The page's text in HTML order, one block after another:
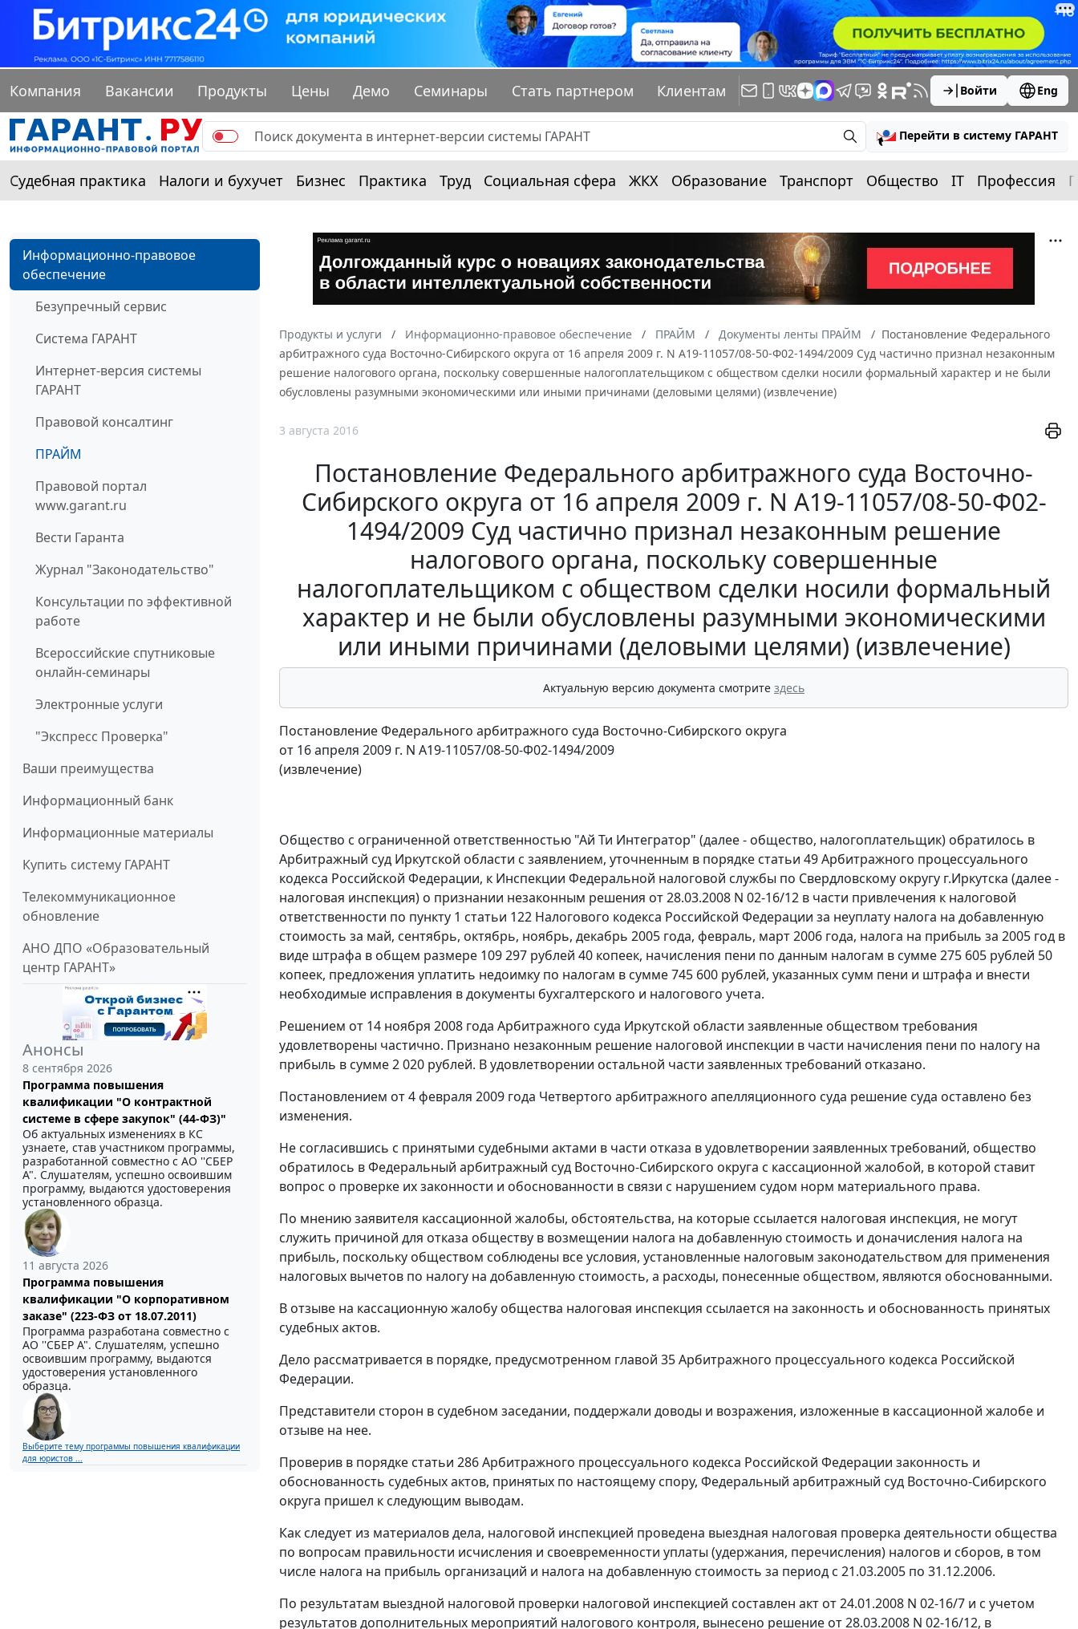
Компания Вакансии Продукты Цены Демо Семинары Стать партнером Клиентам Войти Eng
Перейти в систему ГАРАНТ
Судебная практика Налоги и бухучет Бизнес Практика Труд Социальная сфера ЖКХ Образование Транспорт Общество IT Профессия
Информационно-правовое
обеспечение
Безупречный сервис
Система ГАРАНТ
Интернет-версия системы
ГАРАНТ
Правовой консалтинг
ПРАЙМ
Правовой портал
www.garant.ru
Вести Гаранта
Журнал "Законодательство"
Консультации по эффективной
работе
Всероссийские спутниковые
онлайн-семинары
Электронные услуги
"Экспресс Проверка"
Ваши преимущества
Информационный банк
Информационные материалы
Купить систему ГАРАНТ
Телекоммуникационное
обновление
АНО ДПО «Образовательный
центр ГАРАНТ»
Анонсы
8 сентября 2026
Программа повышения
квалификации "О контрактной
системе в сфере закупок" (44-ФЗ)"
Об актуальных изменениях в КС
узнаете, став участником программы,
разработанной совместно с АО ''СБЕР
А". Слушателям, успешно освоившим
программу, выдаются удостоверения
установленного образца.
11 августа 2026
Программа повышения
квалификации "О корпоративном
заказе" (223-ФЗ от 18.07.2011)
Программа разработана совместно с
АО ''СБЕР А". Слушателям, успешно
освоившим программу, выдаются
удостоверения установленного
образца.
Выберите тему программы повышения квалификации
для юристов ...
Продукты и услуги Информационно-правовое обеспечение ПРАЙМ Документы ленты ПРАЙМ
Постановление Федерального
арбитражного суда Восточно-Сибирского округа от 16 апреля 2009 г. N А19-11057/08-50-Ф02-1494/2009 Суд частично признал незаконным
решение налогового органа, поскольку совершенные налогоплательщиком с обществом сделки носили формальный характер и не были
обусловлены разумными экономическими или иными причинами (деловыми целями) (извлечение)
3 августа 2016
Постановление Федерального арбитражного суда Восточно-
Сибирского округа от 16 апреля 2009 г. N А19-11057/08-50-Ф02-
1494/2009 Суд частично признал незаконным решение
налогового органа, поскольку совершенные
налогоплательщиком с обществом сделки носили формальный
характер и не были обусловлены разумными экономическими
или иными причинами (деловыми целями) (извлечение)
Актуальную версию документа смотрите здесь
Постановление Федерального арбитражного суда Восточно-Сибирского округа
от 16 апреля 2009 г. N А19-11057/08-50-Ф02-1494/2009
(извлечение)
Общество с ограниченной ответственностью "Ай Ти Интегратор" (далее - общество, налогоплательщик) обратилось в
Арбитражный суд Иркутской области с заявлением, уточненным в порядке статьи 49Арбитражного процессуального
кодекса Российской Федерации, к Инспекции Федеральной налоговой службы по Свердловскому округу г.Иркутска (далее -
налоговая инспекция) о признании незаконным решения от 28.03.2008 N 02-16/12 в части привлечения к налоговой
ответственности по пункту 1 статьи 122 Налогового кодекса Российской Федерации за неуплату налога на добавленную
стоимость за май, сентябрь, октябрь, ноябрь, декабрь 2005 года, февраль, март 2006 года, налога на прибыль за 2005 год в
виде штрафа в общем размере 109 297 рублей 40 копеек, начисления пени по данным налогам в сумме 275 605 рублей 50
копеек, предложения уплатить недоимку по налогам в сумме 745 600 рублей, указанных сумм пени и штрафа и внести
необходимые исправления в документы бухгалтерского и налогового учета.
Решением от 14 ноября 2008 года Арбитражного суда Иркутской области заявленные обществом требования
удовлетворены частично. Признано незаконным решение налоговой инспекции в части начисления пени по налогу на
прибыль в сумме 2 020 рублей. В удовлетворении остальной части заявленных требований отказано.
Постановлением от 4 февраля 2009 года Четвертого арбитражного апелляционного суда решение суда оставлено без
изменения.
Не согласившись с принятыми судебными актами в части отказа в удовлетворении заявленных требований, общество
обратилось в Федеральный арбитражный суд Восточно-Сибирского округа с кассационной жалобой, в которой ставит
вопрос о проверке их законности и обоснованности в связи с нарушением судом норм материального права.
По мнению заявителя кассационной жалобы, обстоятельства, на которые ссылается налоговая инспекция, не могут
служить причиной для отказа обществу в возмещении налога на добавленную стоимость и доначисления налога на
прибыль, поскольку обществом соблюдены все условия, установленные налоговым законодательством для применения
налоговых вычетов по налогу на добавленную стоимость, а расходы, понесенные обществом, являются обоснованными.
В отзыве на кассационную жалобу общества налоговая инспекция ссылается на законность и обоснованность принятых
судебных актов.
Дело рассматривается в порядке, предусмотренном главой 35Арбитражного процессуального кодекса Российской
Федерации.
Представители сторон в судебном заседании, поддержали доводы и возражения, изложенные в кассационной жалобе и
отзыве на нее.
Проверив в порядке статьи 286Арбитражного процессуального кодекса Российской Федерации законность и
обоснованность судебных актов, принятых по настоящему спору, Федеральный арбитражный суд Восточно-Сибирского
округа пришел к следующим выводам.
Как следует из материалов дела, налоговой инспекцией проведена выездная налоговая проверка деятельности общества
по вопросам правильности исчисления и своевременности уплаты (удержания, перечисления) налогов и сборов, в том
числе налога на прибыль организаций и налога на добавленную стоимость за период с 21.03.2005 по 31.12.2006.
По результатам выездной налоговой проверки налоговой инспекцией составлен акт от 24.01.2008 N 02-16/7 и с учетом
результатов дополнительных мероприятий налогового контроля, вынесено решение от 28.03.2008 N 02-16/12, в